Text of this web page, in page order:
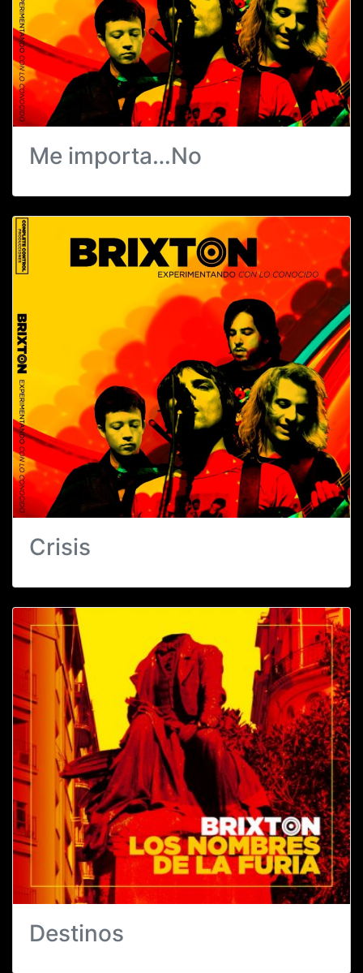
Me importa…No
Crisis
Destinos